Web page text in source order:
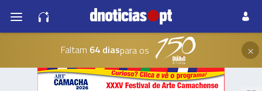
Faltam 64 diaspara os ×